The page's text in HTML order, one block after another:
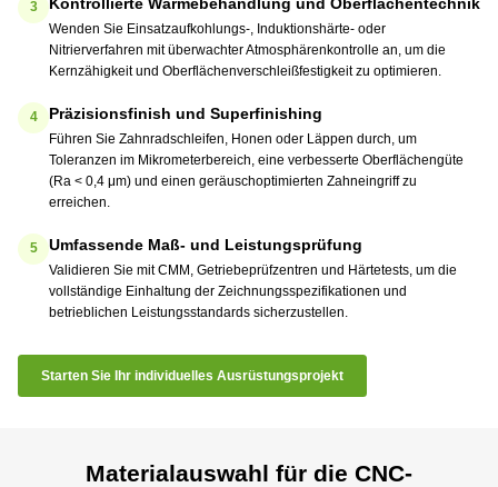
3
Wenden Sie Einsatzaufkohlungs-, Induktionshärte- oder
Nitrierverfahren mit überwachter Atmosphärenkontrolle an, um die
Kernzähigkeit und Oberflächenverschleißfestigkeit zu optimieren.
4 Präzisionsfinish und Superfinishing
Führen Sie Zahnradschleifen, Honen oder Läppen durch, um
Toleranzen im Mikrometerbereich, eine verbesserte Oberflächengüte
(Ra < 0,4 μm) und einen geräuschoptimierten Zahneingriff zu
erreichen.
5 Umfassende Maß- und Leistungsprüfung
Validieren Sie mit CMM, Getriebeprüfzentren und Härtetests, um die
vollständige Einhaltung der Zeichnungsspezifikationen und
betrieblichen Leistungsstandards sicherzustellen.
Starten Sie Ihr individuelles Ausrüstungsprojekt
Materialauswahl für die CNC-